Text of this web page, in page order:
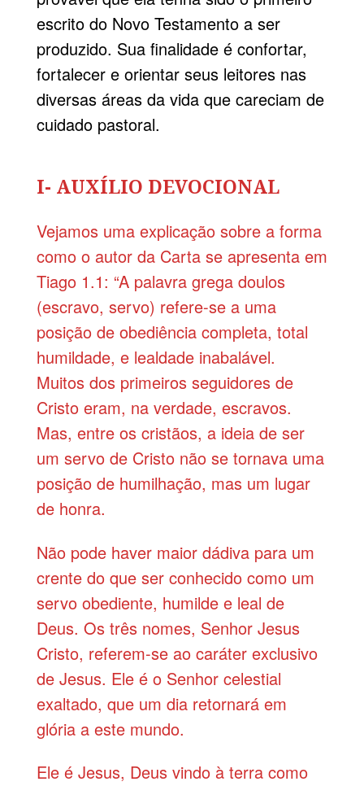
escrito do Novo Testamento a ser
produzido. Sua finalidade é confortar,
fortalecer e orientar seus leitores nas
diversas áreas da vida que careciam de
cuidado pastoral.
I- AUXÍLIO DEVOCIONAL
Vejamos uma explicação sobre a forma
como o autor da Carta se apresenta em
Tiago 1.1: “A palavra grega doulos
(escravo, servo) refere-se a uma
posição de obediência completa, total
humildade, e lealdade inabalável.
Muitos dos primeiros seguidores de
Cristo eram, na verdade, escravos.
Mas, entre os cristãos, a ideia de ser
um servo de Cristo não se tornava uma
posição de humilhação, mas um lugar
de honra.
Não pode haver maior dádiva para um
crente do que ser conhecido como um
servo obediente, humilde e leal de
Deus. Os três nomes, Senhor Jesus
Cristo, referem-se ao caráter exclusivo
de Jesus. Ele é o Senhor celestial
exaltado, que um dia retornará em
glória a este mundo.
Ele é Jesus, Deus vindo à terra como